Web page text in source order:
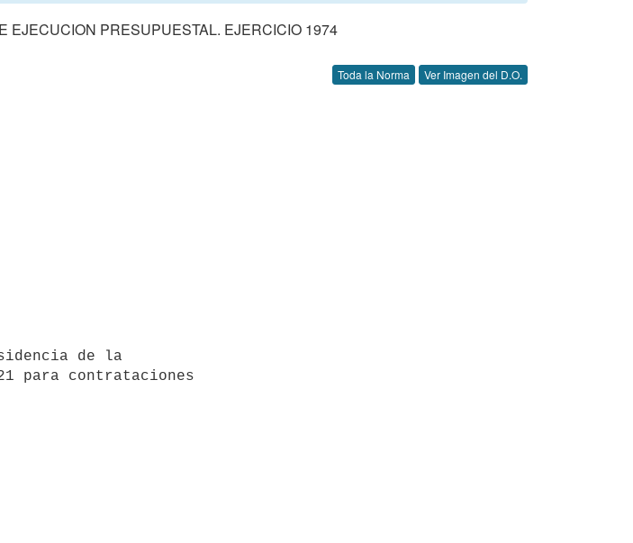
EJECUCION PRESUPUESTAL. EJERCICIO 1974
Toda la Norma Ver Imagen del D.O.
de la
para contrataciones